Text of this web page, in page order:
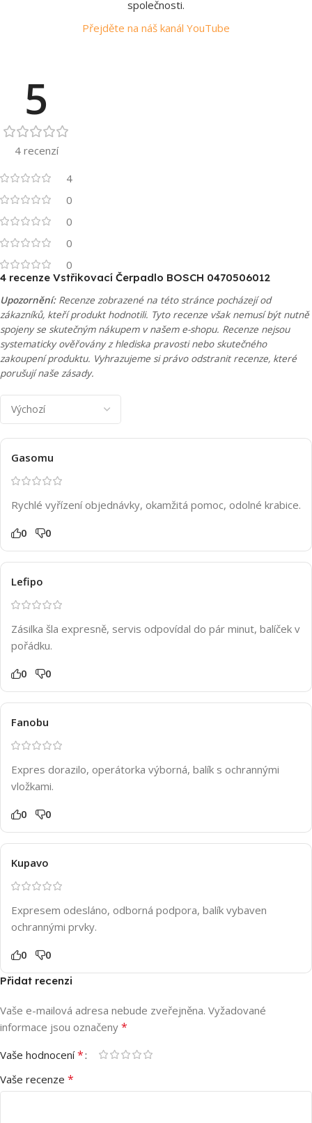
společnosti.
Přejděte na náš kanál YouTube
5
4 recenzí
4
0
0
0
0
4 recenze Vstřikovací Čerpadlo BOSCH 0470506012
Upozornění:Recenze zobrazené na této stránce pocházejí od
zákazníků, kteří produkt hodnotili. Tyto recenze však nemusí být nutně
spojeny se skutečným nákupem v našem e-shopu. Recenze nejsou
systematicky ověřovány z hlediska pravosti nebo skutečného
zakoupení produktu. Vyhrazujeme si právo odstranit recenze, které
porušují naše zásady.
Gasomu
Rychlé vyřízení objednávky, okamžitá pomoc, odolné krabice.
0 0
Lefipo
Zásilka šla expresně, servis odpovídal do pár minut, balíček v
pořádku.
0 0
Fanobu
Expres dorazilo, operátorka výborná, balík s ochrannými
vložkami.
0 0
Kupavo
Expresem odesláno, odborná podpora, balík vybaven
ochrannými prvky.
0 0
Přidat recenzi
Vaše e-mailová adresa nebude zveřejněna. Vyžadované
informace jsou označeny *
Vaše hodnocení*
Vaše recenze *